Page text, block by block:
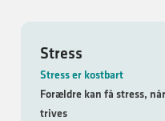
Stress
Stress er kostbart
Forældre kan få stress,
trives